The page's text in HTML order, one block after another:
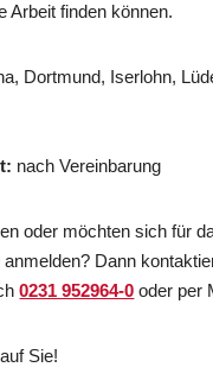
Arbeit finden können.
Dortmund, Iserlohn,
nach Vereinbarung
oder möchten sich für
Dann
0231 952964-0 oder per
Sie!